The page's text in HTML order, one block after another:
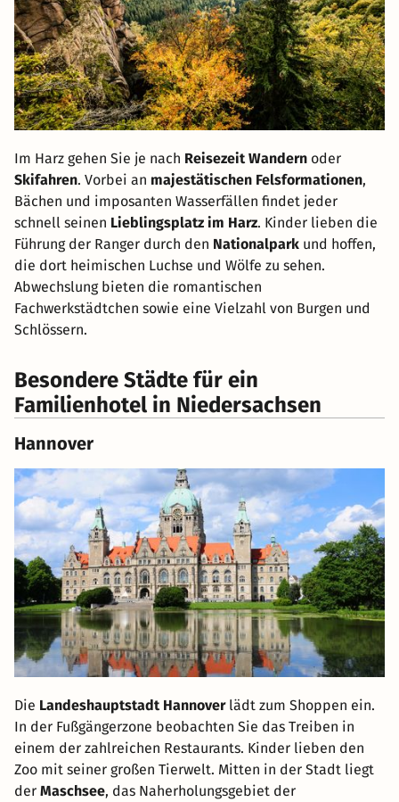
Im Harz gehen Sie je nach Reisezeit Wandern oder
Skifahren. Vorbei an majestätischen Felsformationen,
Bächen und imposanten Wasserfällen findet jeder
schnell seinen Lieblingsplatz im Harz. Kinder lieben die
Führung der Ranger durch den Nationalpark und hoffen,
die dort heimischen Luchse und Wölfe zu sehen.
Abwechslung bieten die romantischen
Fachwerkstädtchen sowie eine Vielzahl von Burgen und
Schlössern.
Besondere Städte für ein
Familienhotel in Niedersachsen
Hannover
Die Landeshauptstadt Hannoverlädt zum Shoppen ein.
In der Fußgängerzone beobachten Sie das Treiben in
einem der zahlreichen Restaurants. Kinder lieben den
Zoo mit seiner großen Tierwelt. Mitten in der Stadt liegt
der Maschsee, das Naherholungsgebiet der